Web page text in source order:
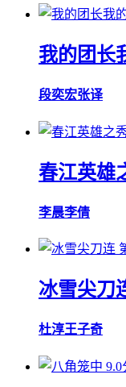
我的团长
段奕宏张译
春江英雄
李晨李倩
冰雪尖刀
杜淳王子奇
9.0